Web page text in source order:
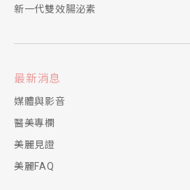
新一代雙效腸泌素
最新消息
媒體與影音
醫美專欄
美麗見證
美麗FAQ